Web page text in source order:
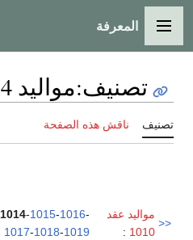
القائمة الرئيسية
المعرفة
تصنيف:مواليد 1014
تصنيف ناقش هذه الصفحة
<<
مواليد عقد
1010
:
1014-1015-1016-
1017-1018-1019